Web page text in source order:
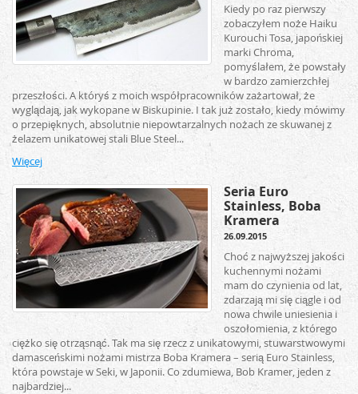
Kiedy po raz pierwszy
zobaczyłem noże Haiku
Kurouchi Tosa, japońskiej
marki Chroma,
pomyślałem, że powstały
w bardzo zamierzchłej
przeszłości. A któryś z moich współpracowników zażartował, że
wyglądają, jak wykopane w Biskupinie. I tak już zostało, kiedy mówimy
o przepięknych, absolutnie niepowtarzalnych nożach ze skuwanej z
żelazem unikatowej stali Blue Steel...
Więcej
Seria Euro
Stainless, Boba
Kramera
26.09.2015
Choć z najwyższej jakości
kuchennymi nożami
mam do czynienia od lat,
zdarzają mi się ciągle i od
nowa chwile uniesienia i
oszołomienia, z którego
ciężko się otrząsnąć. Tak ma się rzecz z unikatowymi, stuwarstwowymi
damasceńskimi nożami mistrza Boba Kramera – serią Euro Stainless,
która powstaje w Seki, w Japonii. Co zdumiewa, Bob Kramer, jeden z
najbardziej...